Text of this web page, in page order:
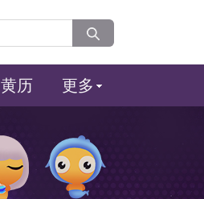
黄历 更多